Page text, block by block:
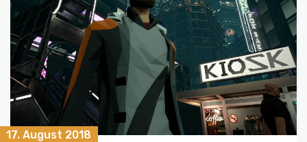
17. August 2018